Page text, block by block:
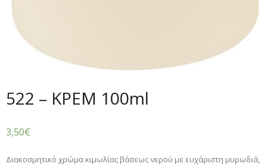
522 – ΚΡΕΜ 100ml
3,50€
Διακοσμητικό χρώμα κιμωλίας βάσεως νερού με ευχάριστη μυρωδιά,